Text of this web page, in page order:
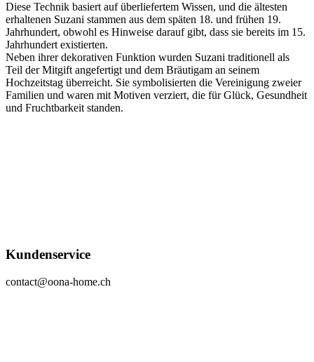
Diese Technik basiert auf überliefertem Wissen, und die ältesten
erhaltenen Suzani stammen aus dem späten 18. und frühen 19.
Jahrhundert, obwohl es Hinweise darauf gibt, dass sie bereits im 15.
Jahrhundert existierten.
Neben ihrer dekorativen Funktion wurden Suzani traditionell als
Teil der Mitgift angefertigt und dem Bräutigam an seinem
Hochzeitstag überreicht. Sie symbolisierten die Vereinigung zweier
Familien und waren mit Motiven verziert, die für Glück, Gesundheit
und Fruchtbarkeit standen.
Kundenservice
contact@oona-home.ch